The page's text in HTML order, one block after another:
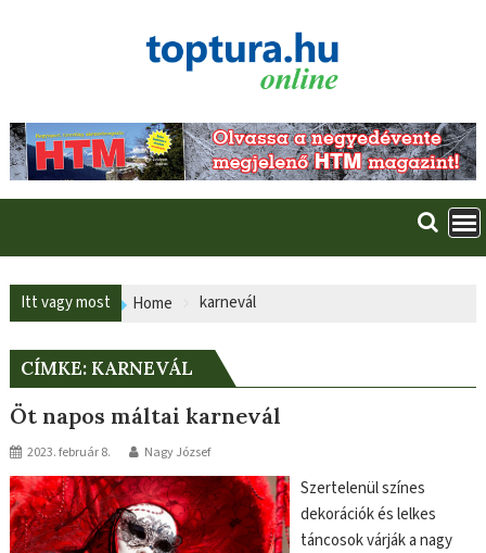
Itt vagy most Home karnevál
CÍMKE: KARNEVÁL
Öt napos máltai karnevál
2023. február 8. Nagy József
Szertelenül színes
dekorációk és lelkes
táncosok várják a nagy